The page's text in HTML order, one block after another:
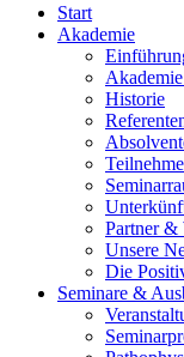
Start
Akademie
Historie
Partner&
Unsere
Die
Seminare &